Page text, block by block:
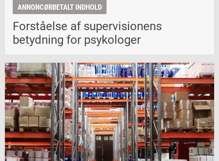
ANNONCØRBETALT INDHOLD
Forståelse af supervisionens
betydning for psykologer